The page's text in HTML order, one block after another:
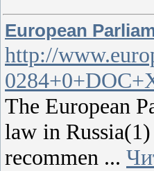
European
http://
The European
law in
recommen ...